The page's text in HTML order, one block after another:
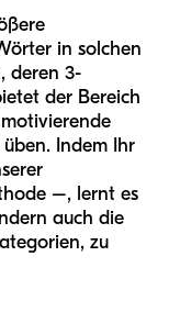
in solchen
deren 3-
der Bereich
Indem Ihr
–, lernt es
auch die
zu